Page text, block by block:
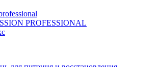
PROFESSIONAL